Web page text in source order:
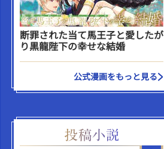
断罪された当て馬王子と愛したが
り黒龍陛下の幸せな結婚
公式漫画をもっと見る